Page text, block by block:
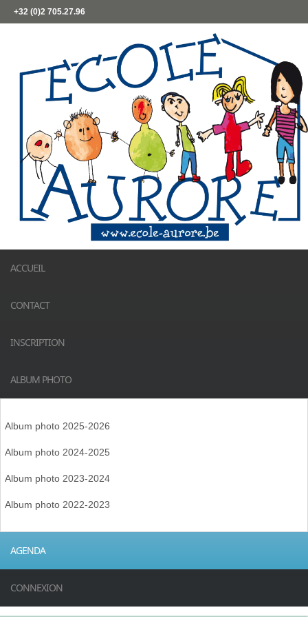
+32 (0)2 705.27.96
ACCUEIL
CONTACT
INSCRIPTION
ALBUM PHOTO
Album photo 2025-2026
Album photo 2024-2025
Album photo 2023-2024
Album photo 2022-2023
AGENDA
CONNEXION